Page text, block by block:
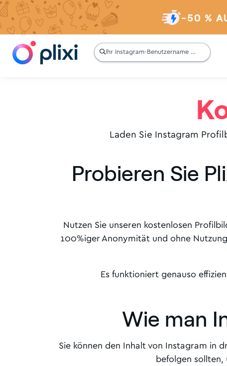
-50 %

Laden Sie Instagram
Probieren Sie
Nutzen Sie unseren kostenlosen
100%iger Anonymität und ohne
Es funktioniert genauso
Wie man
Sie können den Inhalt von Instagram in
befolgen sollten,